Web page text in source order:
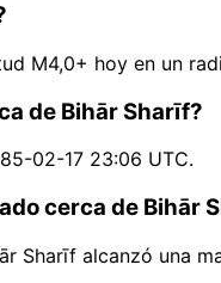
M4,0+ hoy en un
de Bihār Sharīf?
02-17 23:06 UTC.
cerca de Bihār
Sharīf alcanzó una